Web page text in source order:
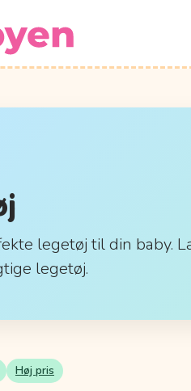
legetøj til din baby.
legetøj.
Høj pris